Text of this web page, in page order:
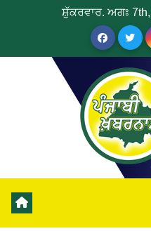
ਸ਼ੁੱਕਰਵਾਰ. ਅਗਃ